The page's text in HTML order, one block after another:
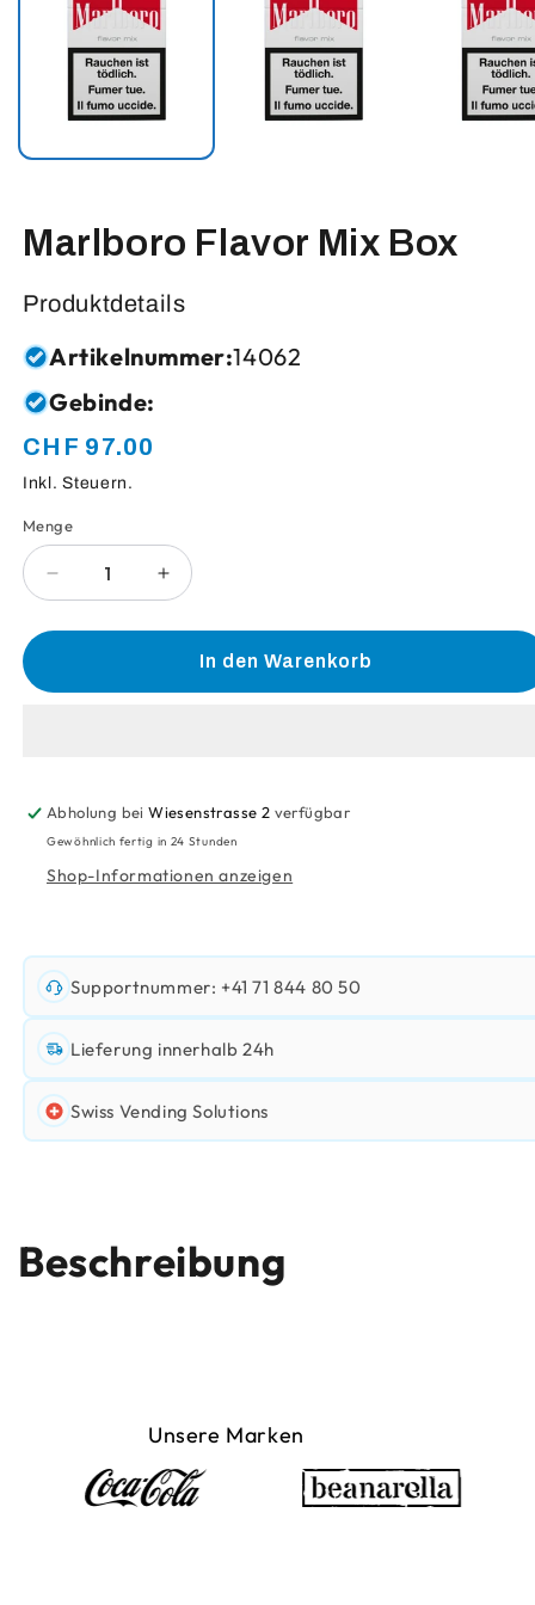
Marlboro Flavor Mix Box
Produktdetails
Artikelnummer:14062
Gebinde:
Normaler
Preis
CHF 97.00
Inkl. Steuern.
Anzahl
Menge
Verringere
die
Menge
Erhöhe
die
Menge
In den Warenkorb
Abholung beiWiesenstrasse 2 verfügbar
Gewöhnlich fertig in 24 Stunden
Shop-Informationen anzeigen
Supportnummer: +41 71 844 80 50
Lieferung innerhalb 24h
Swiss Vending Solutions
Beschreibung
Unsere Marken